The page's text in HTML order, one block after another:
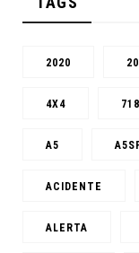
2020
4X4 718
A5
ACIDENTE
ALERTA